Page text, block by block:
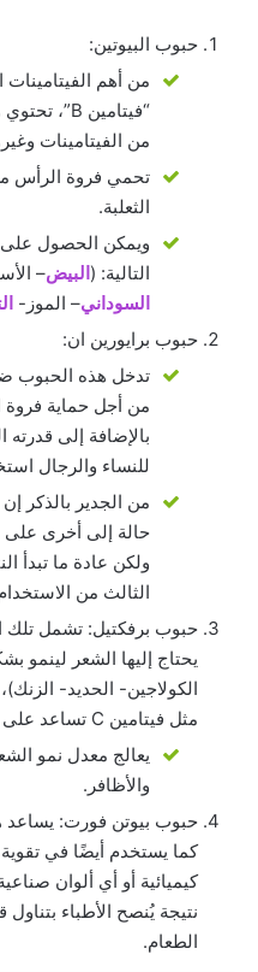
حبوب البيوتين:
من أهم
من الفيتامينات
تحمي فروة الرأس
الثعلبة.
ويمكن الحصول على
التالية: ( البيض–
السوداني– الموز-
حبوب برايورين ان:
تدخل هذه الحبوب
من أجل حماية فروة
بالإضافة إلى قدرته
للنساء والرجال
من الجدير بالذكر
حالة إلى أخرى
ولكن عادة ما تبدأ
الثالث من
حبوب برفكتيل: تشمل تلك
يحتاج إليها الشعر لينمو
الكولاجين- الحديد-
مثل فيتامين C تساعد على منع تساقط الشعر.
يعالج معدل نمو
والأظافر.
حبوب بيوتن فورت: يساعد
كما يستخدم أيضًا في
كيميائية أو أي ألوان
نتيجة يُنصح الأطباء
الطعام.